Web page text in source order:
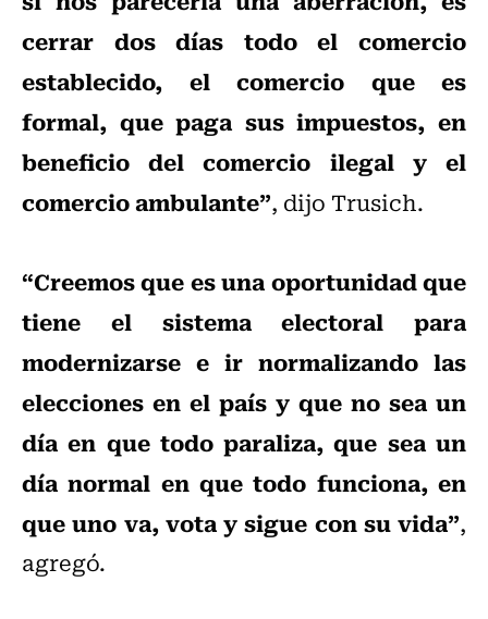
cerrar dos días todo el comercio
establecido, el comercio que es
formal, que paga sus impuestos, en
beneficio del comercio ilegal y el
comercio ambulante”, dijo Trusich.
“Creemos que es una oportunidad que
tiene el sistema electoral para
modernizarse e ir normalizando las
elecciones en el país y que no sea un
día en que todo paraliza, que sea un
día normal en que todo funciona, en
que uno va, vota y sigue con su vida”,
agregó.